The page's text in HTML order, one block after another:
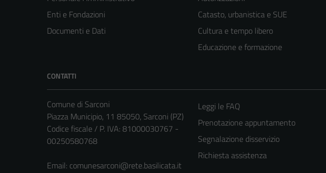
Enti e Fondazioni
Documenti e Dati
Catasto, urbanistica e SUE
Cultura e tempo libero
Educazione e formazione
CONTATTI
Comune di Sarconi
Piazza Municipio, 11 85050, Sarconi (PZ)
Codice fiscale / P. IVA: 81000030767 -
00250580768
Email: comunesarconi@rete.basilicata.it
Leggi le FAQ
Prenotazione appuntamento
Segnalazione disservizio
Richiesta assistenza